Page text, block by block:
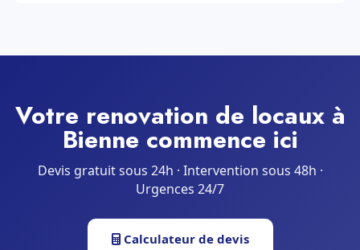
Votre renovation de locaux à
Bienne commence ici
Devis gratuit sous 24h · Intervention sous 48h ·
Urgences 24/7
Calculateur de devis